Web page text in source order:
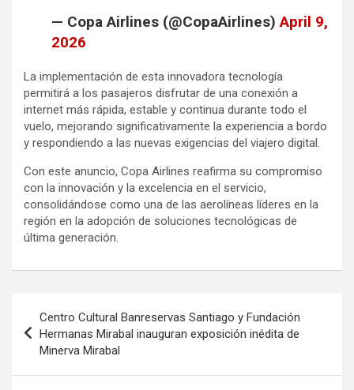
— Copa Airlines (@CopaAirlines)April 9,
2026
La implementación de esta innovadora tecnología
permitirá a los pasajeros disfrutar de una conexión a
internet más rápida, estable y continua durante todo el
vuelo, mejorando significativamente la experiencia a bordo
y respondiendo a las nuevas exigencias del viajero digital.
Con este anuncio, Copa Airlines reafirma su compromiso
con la innovación y la excelencia en el servicio,
consolidándose como una de las aerolíneas líderes en la
región en la adopción de soluciones tecnológicas de
última generación.
de
entradas
Centro Cultural Banreservas Santiago y Fundación
Hermanas Mirabal inauguran exposición inédita de
Minerva Mirabal